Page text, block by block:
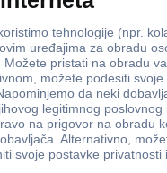
16:9
2 x
1 x
da